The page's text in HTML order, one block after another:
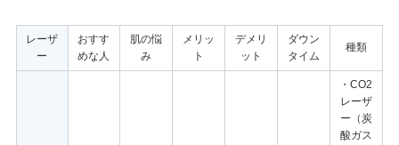
レーザ
ー
おすす
めな人
肌の悩
み
メリッ
ト
デメリ
ット
ダウン
タイム
種類
・CO2
レーザ
ー（炭
酸ガス